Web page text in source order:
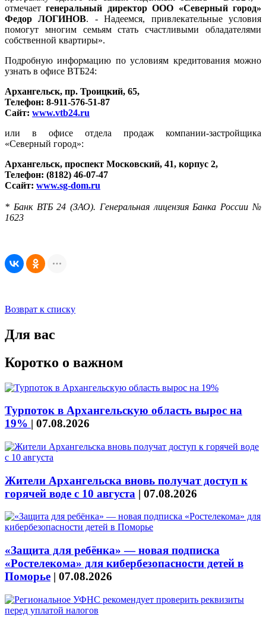
отмечаетгенеральный директор ООО «Северный город»
Федор ЛОГИНОВ. - Надеемся, привлекательные условия
помогут многим семьям стать счастливыми обладателями
собственной квартиры».
Подробную информацию по условиям кредитования можно
узнать в офисе ВТБ24:
Архангельск, пр. Троицкий, 65,
Телефон: 8-911-576-51-87
Сайт: www.vtb24.ru
или в офисе отдела продаж компании-застройщика
«Северный город»:
Архангельск, проспект Московский, 41, корпус 2,
Телефон: (8182) 46-07-47
Ссайт: www.sg-dom.ru
* Банк ВТБ 24 (ЗАО). Генеральная лицензия Банка России №
1623
Возврат к списку
Для вас
Коротко о важном
Турпоток в Архангельскую область вырос на
19% | 07.08.2026
Жители Архангельска вновь получат доступ к
горячей воде с 10 августа | 07.08.2026
«Защита для ребёнка» — новая подписка
«Ростелекома» для кибербезопасности детей в
Поморье | 07.08.2026